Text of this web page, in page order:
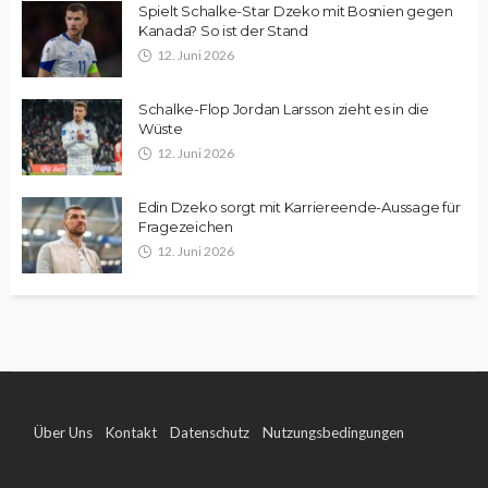
Spielt Schalke-Star Dzeko mit Bosnien gegen
Kanada? So ist der Stand
12. Juni 2026
Schalke-Flop Jordan Larsson zieht es in die
Wüste
12. Juni 2026
Edin Dzeko sorgt mit Karriereende-Aussage für
Fragezeichen
12. Juni 2026
Über Uns Kontakt Datenschutz Nutzungsbedingungen